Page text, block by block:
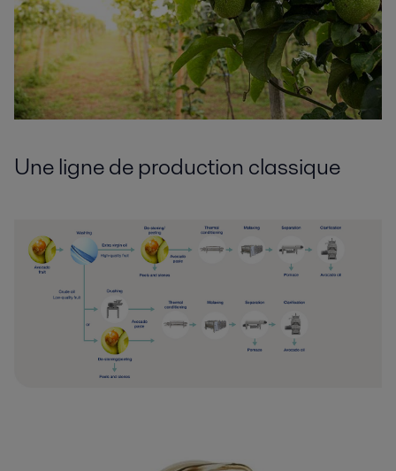
Une ligne de production classique